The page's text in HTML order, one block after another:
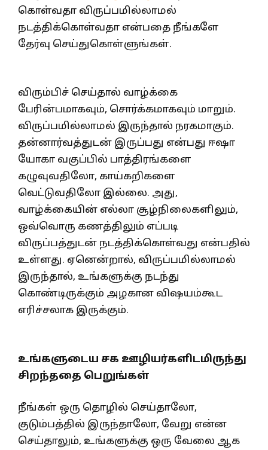
கொள்வதா விருப்பமில்லாமல்
நடத்திக்கொள்வதா என்பதை நீங்களே
தேர்வு செய்துகொள்ளுங்கள்.
விரும்பிச் செய்தால் வாழ்க்கை
பேரின்பமாகவும், சொர்க்கமாகவும் மாறும்.
விருப்பமில்லாமல் இருந்தால் நரகமாகும்.
தன்னார்வத்துடன் இருப்பது என்பது ஈஷா
யோகா வகுப்பில் பாத்திரங்களை
கழுவுவதிலோ, காய்கறிகளை
வெட்டுவதிலோ இல்லை. அது,
வாழ்க்கையின் எல்லா சூழ்நிலைகளிலும்,
ஒவ்வொரு கணத்திலும் எப்படி
விருப்பத்துடன் நடத்திக்கொள்வது என்பதில்
உள்ளது. ஏனென்றால், விருப்பமில்லாமல்
இருந்தால், உங்களுக்கு நடந்து
கொண்டிருக்கும் அழகான விஷயம்கூட
எரிச்சலாக இருக்கும்.
உங்களுடைய சக ஊழியர்களிடமிருந்து
சிறந்ததை பெறுங்கள்
நீங்கள் ஒரு தொழில் செய்தாலோ,
குடும்பத்தில் இருந்தாலோ, வேறு என்ன
செய்தாலும், உங்களுக்கு ஒரு வேலை ஆக